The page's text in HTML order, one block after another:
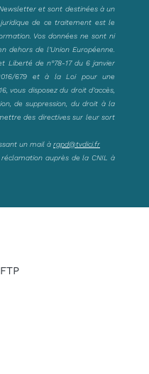
et sont destinées à un
de ce traitement est le
Vos données ne sont ni
dehors de l’Union Européenne.
Liberté de n°78-17 du 6 janvier
679 et à la Loi pour une
vous disposez du droit d’accès,
de suppression, du droit à la
des directives sur leur sort
un mail à rgpd@tvdici.fr
auprès de la CNIL à